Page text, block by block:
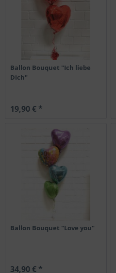
Ballon Bouquet "Ich liebe
Dich"
19,90 € *
Ballon Bouquet "Love you"
34,90 € *